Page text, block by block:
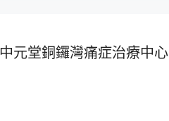
中元堂銅鑼灣痛症治療中心